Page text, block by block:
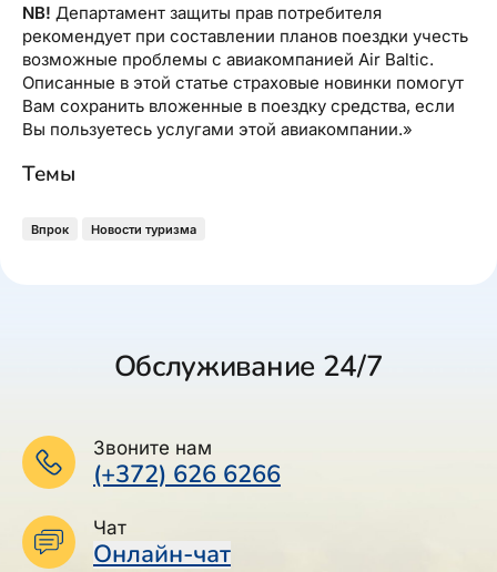
NB! Департамент защиты прав потребителя
рекомендует при составлении планов поездки учесть
возможные проблемы с авиакомпанией Air Baltic.
Описанные в этой статье страховые новинки помогут
Вам сохранить вложенные в поездку средства, если
Вы пользуетесь услугами этой авиакомпании.»
Темы
Впрок Новости туризма
Обслуживание 24/7
Звоните нам
(+372) 626 6266
Чат
Онлайн-чат